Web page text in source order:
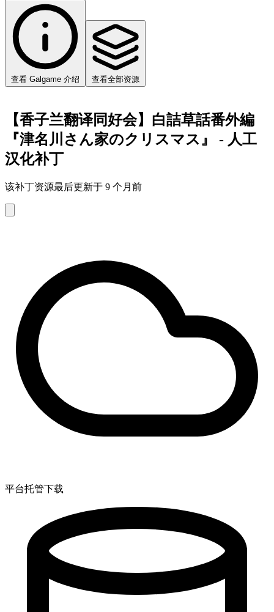
查看 Galgame 介绍 查看全部资源
【香子兰翻译同好会】白詰草話番外編
『津名川さん家のクリスマス』 - 人工
汉化补丁
该补丁资源最后更新于 9 个月前
平台托管下载